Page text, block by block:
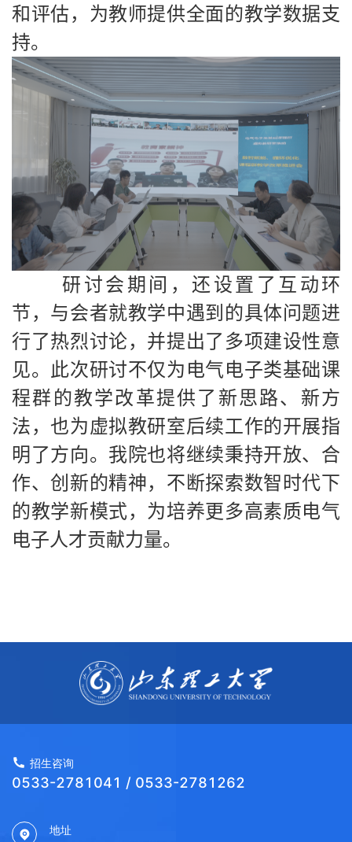
和评估，为教师提供全面的教学数据支
持。
研讨会期间，还设置了互动环
节，与会者就教学中遇到的具体问题进
行了热烈讨论，并提出了多项建设性意
见。此次研讨不仅为电气电子类基础课
程群的教学改革提供了新思路、新方
法，也为虚拟教研室后续工作的开展指
明了方向。我院也将继续秉持开放、合
作、创新的精神，不断探索数智时代下
的教学新模式，为培养更多高素质电气
电子人才贡献力量。
招生咨询
0533-2781041 / 0533-2781262
地址